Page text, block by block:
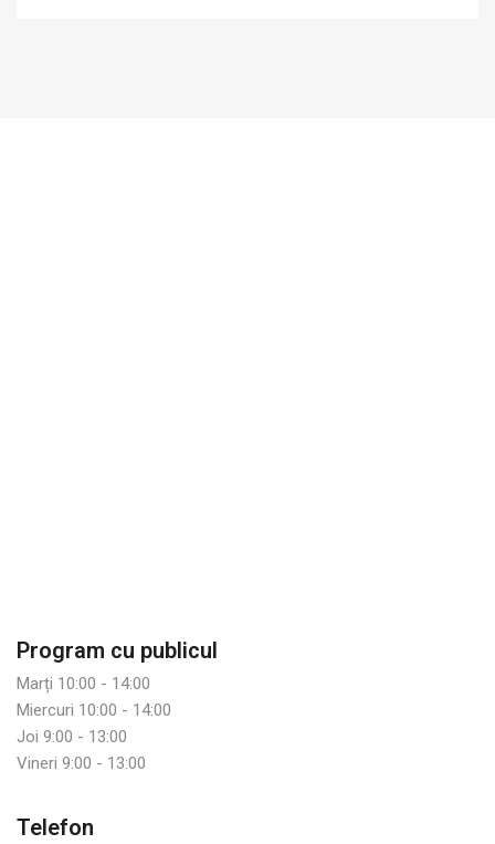
Program cu publicul
Marți 10:00 - 14:00
Miercuri 10:00 - 14:00
Joi 9:00 - 13:00
Vineri 9:00 - 13:00
Telefon